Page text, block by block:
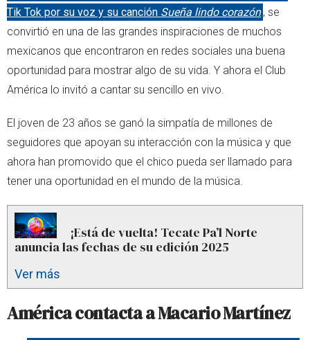
Tik Tok por su voz y su canción Sueña lindo corazón , se
convirtió en una de las grandes inspiraciones de muchos
mexicanos que encontraron en redes sociales una buena
oportunidad para mostrar algo de su vida. Y ahora el Club
América lo invitó a cantar su sencillo en vivo.
El joven de 23 años se ganó la simpatía de millones de
seguidores que apoyan su interacción con la música y que
ahora han promovido que el chico pueda ser llamado para
tener una oportunidad en el mundo de la música.
¡Está de vuelta! Tecate Pa’l Norte
anuncia las fechas de su edición 2025
Ver más
América contacta a Macario Martínez